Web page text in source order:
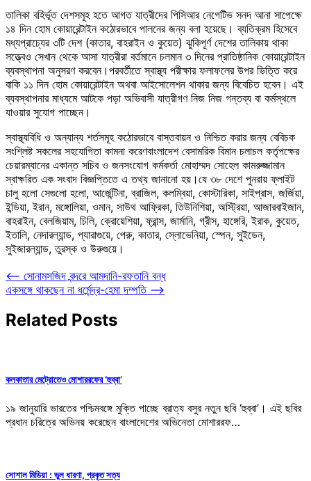
তালিকা বহির্ভূত দেশসমূহ হতে আগত যাত্রীদের পিসিআর নেগেটিভ সনদ আনা সাপেক্ষে
১৪ দিন হোম কোয়ারেন্টাইন কঠোরভাবে পালনের জন্য বলা হয়েছে। ব্যতিক্রম হিসেবে
মধ্যপ্রাচ্যের ৩টি দেশ (কাতার, বাহরাইন ও কুয়েত) ঝুকিপূর্ণ দেশের তালিকায় থাকা
সত্ত্বেও সেখান থেকে আসা যাত্রীরা বর্তমানে চলমান ৩ দিনের প্রাতিষ্ঠানিক কোয়ারেন্টাইন
ব্যবস্থাপনা অনুসরণ করবেন।পরবর্তীতে স্বাস্থ্য পরীক্ষার ফলাফলের উপর ভিত্তি করে
বাকি ১১ দিন হোম কোয়ারেন্টাইন অথবা আইসোলেশন থাকার জন্য বিবেচিত হবেন। এই
ব্যবস্থাপনার মাধ্যমে আটকে পড়া অভিবাসী যাত্রীগণ নিজ নিজ গন্তব্য বা কর্মস্থলে
যাওয়ার সুযোগ পাচ্ছেন।
স্বাস্থ্যবিধি ও অন্যান্য শর্তসমূহ কঠোরভাবে বাস্তবায়ন ও নিশ্চিত করার জন্য বেবিচক
সংশ্লিষ্ট সকলের সহযোগিতা কামনা করেণবাংলাদেশ বেসামরিক বিমান চলাচল কর্তৃপক্ষের
চেয়ারম্যানের একান্ত সচিব ও জনসংযোগ কর্মকর্তা মোহাম্মদ সোহেল কামরুজ্জামান
স্বাক্ষরিত এক সংবাদ বিজ্ঞপ্তিতে এ তথ্য জানানো হয়।যে ৩৮ দেশে পুনরায় ফ্লাইট
চালু হলো সেগুলো হলো, আর্জেন্টিনা, ব্রাজিল, কলম্বিয়া, কোস্টারিকা, সাইপ্রাস, জর্জিয়া,
ইন্ডিয়া, ইরান, মঙ্গোলিয়া, ওমান, সাউথ আফ্রিকা, তিউনিশিয়া, অস্ট্রিয়া, আজারবাইজান,
বাহরাইন, বেলজিয়াম, চিলি, ক্রোয়েশিয়া, ফ্রান্স, জার্মানি, গ্রীস, হাঙ্গেরি, ইরাক, কুয়েত,
ইতালি, নেদারল্যান্ড, প্যারাগুয়ে, পেরু, কাতার, স্লোভেনিয়া, স্পেন, সুইডেন,
সুইজারল্যান্ড, তুরস্ক ও উরুগুয়ে।
Post
navigation
⟵ সোনামসজিদ বন্দরে আমদানি-রফতানি বন্ধ
একসঙ্গে থাকছেন না ধর্মেন্দ্র-হেমা দম্পতি ⟶
Related Posts
কলকাতার মেট্রোতেও মোশাররফের ‘হুব্বা’
১৯ জানুয়ারি ভারতের পশ্চিমবঙ্গে মুক্তি পাচ্ছে ব্রাত্য বসুর নতুন ছবি ‘হুব্বা’। এই ছবির
প্রধান চরিত্রে অভিনয় করেছেন বাংলাদেশের অভিনেতা মোশাররফ…
সোশাল মিডিয়া : ভুল ধারণা, প্রকৃত সত্য